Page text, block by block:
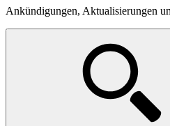
Ankündigungen, Aktualisierungen